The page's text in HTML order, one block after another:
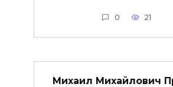
0 21
Михаил Михайлович